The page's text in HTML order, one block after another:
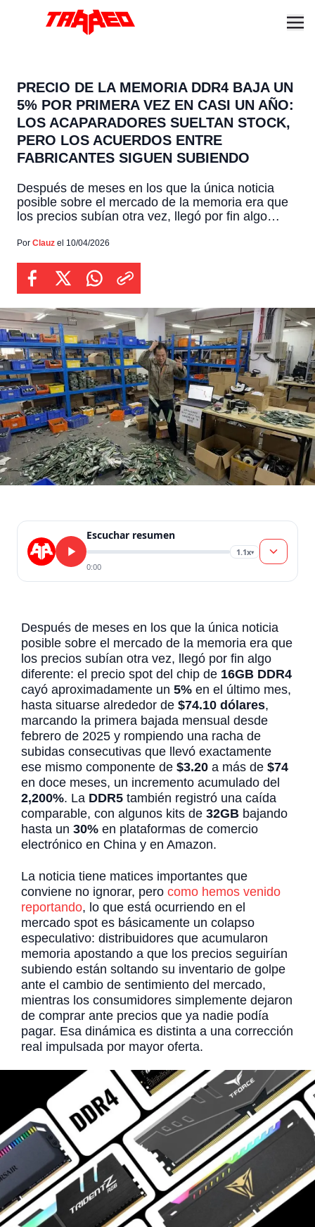
PRECIO DE LA MEMORIA DDR4 BAJA UN
5% POR PRIMERA VEZ EN CASI UN AÑO:
LOS ACAPARADORES SUELTAN STOCK,
PERO LOS ACUERDOS ENTRE
FABRICANTES SIGUEN SUBIENDO
Después de meses en los que la única noticia
posible sobre el mercado de la memoria era que
los precios subían otra vez, llegó por fin algo
cayó aproximadamente un 5% en el último mes,
marcando la primera bajada mensual […]
Por Clauz el 10/04/2026
Escuchar resumen
1.1x▾
0:00
Después de meses en los que la única noticia
posible sobre el mercado de la memoria era que
los precios subían otra vez, llegó por fin algo
diferente: el precio spot del chip de 16GB DDR4
cayó aproximadamente un 5% en el último mes,
hasta situarse alrededor de $74.10 dólares,
marcando la primera bajada mensual desde
febrero de 2025 y rompiendo una racha de
subidas consecutivas que llevó exactamente
ese mismo componente de $3.20 a más de $74
en doce meses, un incremento acumulado del
2,200%. La DDR5 también registró una caída
comparable, con algunos kits de 32GB bajando
hasta un 30% en plataformas de comercio
electrónico en China y en Amazon.
La noticia tiene matices importantes que
conviene no ignorar, pero como hemos venido
reportando, lo que está ocurriendo en el
mercado spot es básicamente un colapso
especulativo: distribuidores que acumularon
memoria apostando a que los precios seguirían
subiendo están soltando su inventario de golpe
ante el cambio de sentimiento del mercado,
mientras los consumidores simplemente dejaron
de comprar ante precios que ya nadie podía
pagar. Esa dinámica es distinta a una corrección
real impulsada por mayor oferta.